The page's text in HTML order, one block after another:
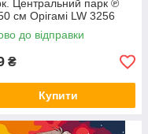
Центральний парк ℗
см Орігамі LW 3256
до відправки
₴
Купити